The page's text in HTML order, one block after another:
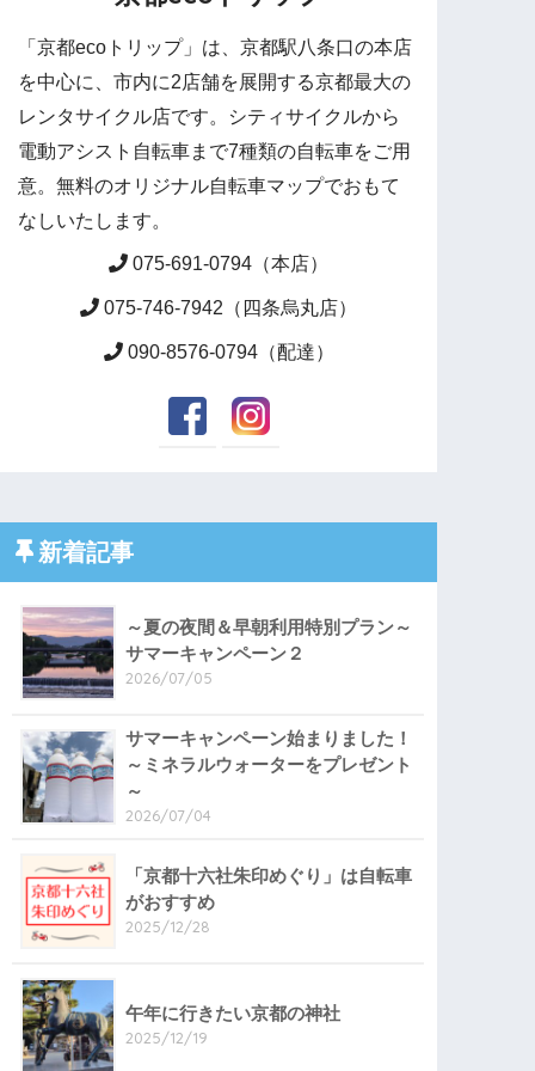
「京都ecoトリップ」は、京都駅八条口の本店
を中心に、市内に2店舗を展開する京都最大の
レンタサイクル店です。シティサイクルから
電動アシスト自転車まで7種類の自転車をご用
意。無料のオリジナル自転車マップでおもて
なしいたします。
075-691-0794（本店）
075-746-7942（四条烏丸店）
090-8576-0794（配達）
新着記事
～夏の夜間＆早朝利用特別プラン～
サマーキャンペーン２
2026/07/05
サマーキャンペーン始まりました！
～ミネラルウォーターをプレゼント
～
2026/07/04
「京都十六社朱印めぐり」は自転車
がおすすめ
2025/12/28
午年に行きたい京都の神社
2025/12/19